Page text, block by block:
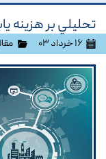
تحليلي بر هزينه
۱۶ خرداد ۰۳